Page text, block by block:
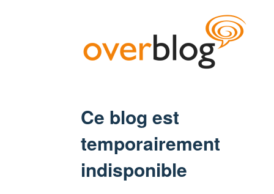
Ce blog est
temporairement
indisponible